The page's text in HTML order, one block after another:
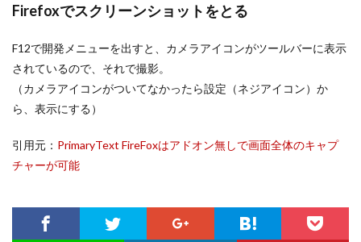
Firefoxでスクリーンショットをとる
F12で開発メニューを出すと、カメラアイコンがツールバーに表示
されているので、それで撮影。
（カメラアイコンがついてなかったら設定（ネジアイコン）か
ら、表示にする）
引用元： PrimaryText FireFoxはアドオン無しで画面全体のキャプ
チャーが可能